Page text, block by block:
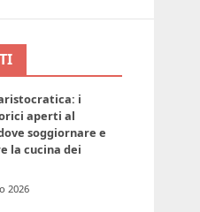
i
aperti al
soggiornare e
la cucina dei
2026